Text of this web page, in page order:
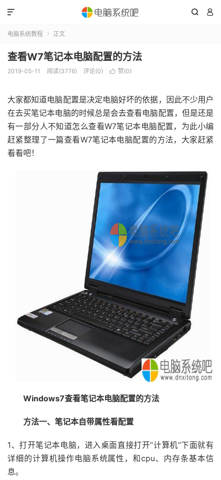
 

电脑系统教程  正文
查看W7笔记本电脑配置的方法
2019-05-11 阅读(3776) 评论(0)  赞(0)
大家都知道电脑配置是决定电脑好坏的依据，因此不少用户
在去买笔记本电脑的时候总是会去查看电脑配置，但是还是
有一部分人不知道怎么查看W7笔记本电脑配置，为此小编
赶紧整理了一篇查看W7笔记本电脑配置的方法，大家赶紧
看看吧！
Windows7查看笔记本电脑配置的方法
方法一、笔记本自带属性看配置
1、打开笔记本电脑，进入桌面直接打开“计算机”下面就有
详细的计算机操作电脑系统属性，和cpu、内存条基本信
息。